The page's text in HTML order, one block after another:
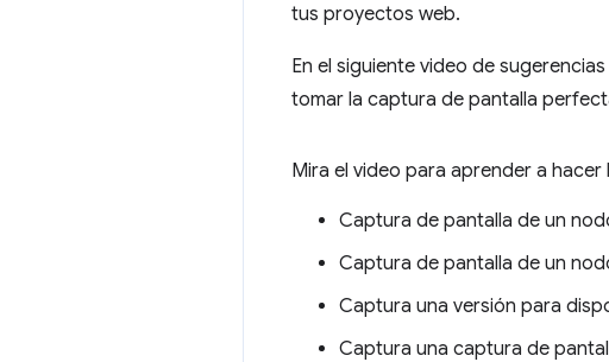
tus proyectos web.
En el siguiente video de
tomar la captura de pantalla
Mira el video para aprender a hacer
Captura de pantalla de un
Captura de pantalla de un
Captura una versión para
Captura una captura de